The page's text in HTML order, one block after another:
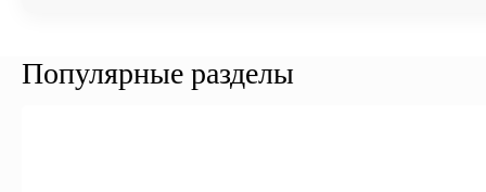
Популярные разделы